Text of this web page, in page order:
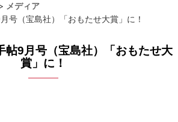
メディア
号（宝島社）「おもたせ大賞」に！
帖9月号（宝島社）「おもたせ大
賞」に！